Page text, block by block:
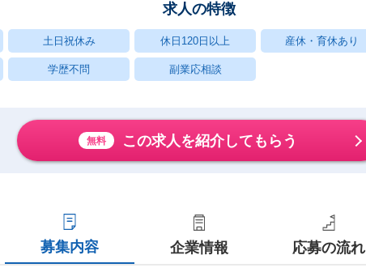
求人の特徴
土日祝休み 休日120日以上 産休・育休あり
学歴不問 副業応相談
無料 この求人を紹介してもらう
募集内容 企業情報 応募の流れ